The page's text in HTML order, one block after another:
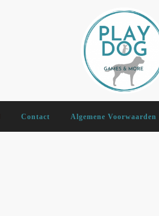
Contact Algemene Voorwaarden